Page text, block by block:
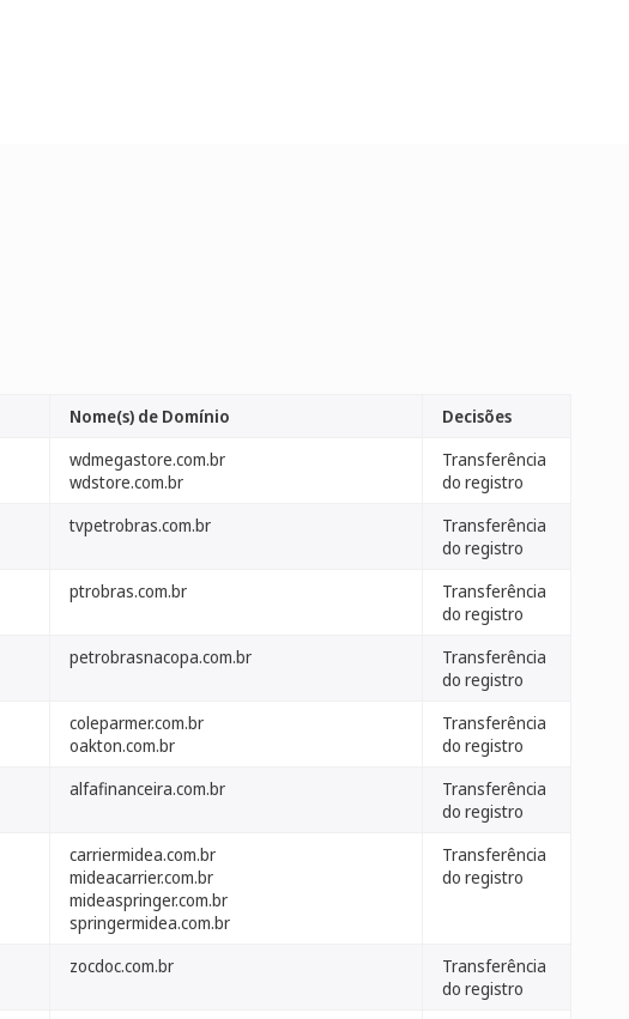
Nome(s) de Domínio
Decisões
wdmegastore.com.br
wdstore.com.br
Transferência
do registro
tvpetrobras.com.br
Transferência
do registro
ptrobras.com.br
Transferência
do registro
petrobrasnacopa.com.br
Transferência
do registro
coleparmer.com.br
oakton.com.br
Transferência
do registro
alfafinanceira.com.br
Transferência
do registro
carriermidea.com.br
mideacarrier.com.br
mideaspringer.com.br
springermidea.com.br
Transferência
do registro
zocdoc.com.br
Transferência
do registro